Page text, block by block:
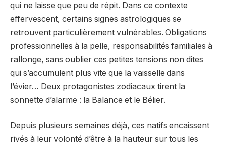
qui ne laisse que peu de répit. Dans ce contexte
effervescent, certains signes astrologiques se
retrouvent particulièrement vulnérables. Obligations
professionnelles à la pelle, responsabilités familiales à
rallonge, sans oublier ces petites tensions non dites
qui s’accumulent plus vite que la vaisselle dans
l’évier… Deux protagonistes zodiacaux tirent la
sonnette d’alarme : la Balance et le Bélier.
Depuis plusieurs semaines déjà, ces natifs encaissent
rivés à leur volonté d’être à la hauteur sur tous les